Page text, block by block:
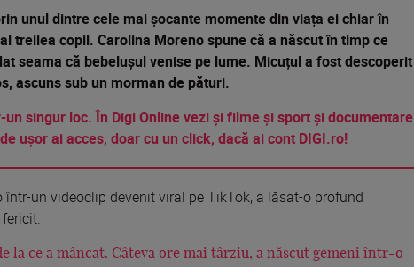
unul dintre cele mai șocante momente din viața ei chiar în
treilea copil. Carolina Moreno spune că a născut în timp ce
seama că bebelușul venise pe lume. Micuțul a fost descoperit
ascuns sub un morman de pături.
singur loc. În Digi Online vezi și filme și sport și documentare
ușor ai acces, doar cu un click, dacă ai cont DIGI.ro!
într-un videoclip devenit viral pe TikTok, a lăsat-o profund
la ce a mâncat. Câteva ore mai târziu, a născut gemeni într-o